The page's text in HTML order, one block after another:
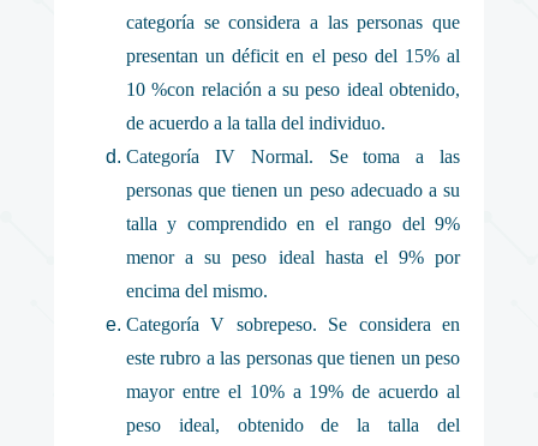
categoría se considera a las personas que
presentan un déficit en el peso del 15% al
10 %con relación a su peso ideal obtenido,
de acuerdo a la talla del individuo.
Categoría IV Normal. Se toma a las
personas que tienen un peso adecuado a su
talla y comprendido en el rango del 9%
menor a su peso ideal hasta el 9% por
encima del mismo.
Categoría V sobrepeso. Se considera en
este rubro a las personas que tienen un peso
mayor entre el 10% a 19% de acuerdo al
peso ideal, obtenido de la talla del